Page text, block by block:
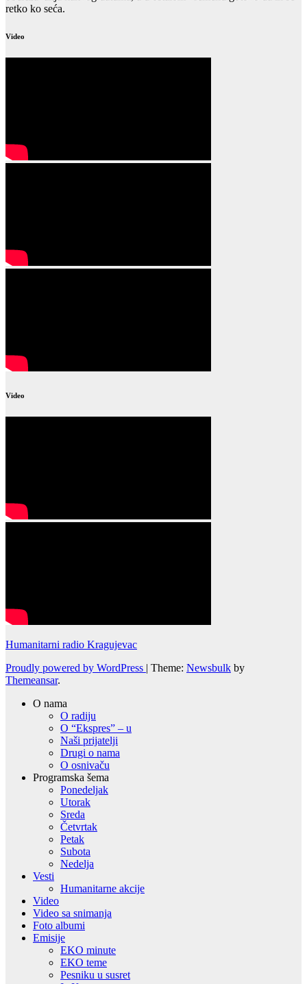
retko ko seća.
Video
Video
Humanitarni radio Kragujevac
Proudly powered by WordPress | Theme: Newsbulk by
Themeansar.
O nama
O radiju
O “Ekspres” – u
Naši prijatelji
Drugi o nama
O osnivaču
Programska šema
Ponedeljak
Utorak
Sreda
Četvrtak
Petak
Subota
Nedelja
Vesti
Humanitarne akcije
Video
Video sa snimanja
Foto albumi
Emisije
EKO minute
EKO teme
Pesniku u susret